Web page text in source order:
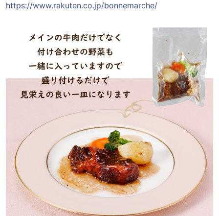
https://www.rakuten.co.jp/bonnemarche/